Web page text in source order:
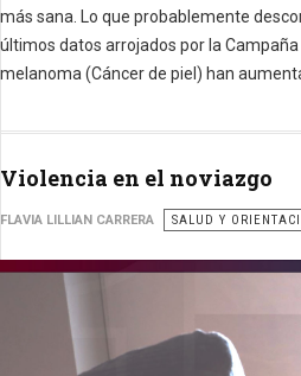
más sana.
Lo que probablemente
últimos datos arrojados por la
melanoma (Cáncer de piel) han
Violencia en el noviazgo
FLAVIA LILLIAN CARRERA SALUD Y